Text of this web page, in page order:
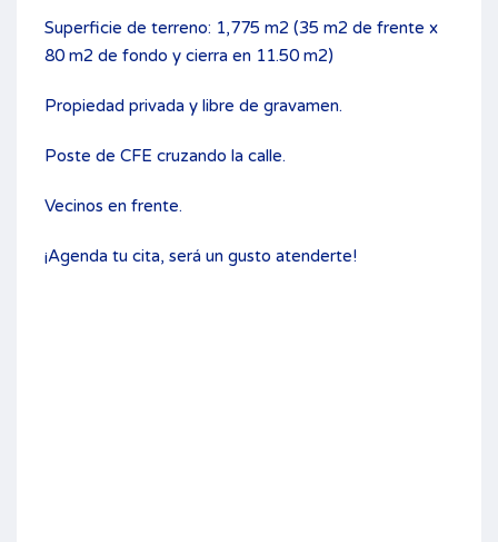
Superficie de terreno: 1,775 m2 (35 m2 de frente x
80 m2 de fondo y cierra en 11.50 m2)
Propiedad privada y libre de gravamen.
Poste de CFE cruzando la calle.
Vecinos en frente.
¡Agenda tu cita, será un gusto atenderte!